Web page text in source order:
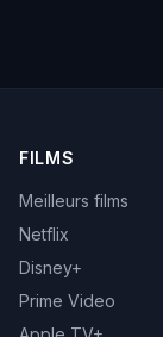
FILMS
Meilleurs films
Netflix
Disney+
Prime Video